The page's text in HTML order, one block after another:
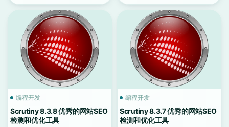
编程开发
Scrutiny 8.3.8 优秀的网站SEO
检测和优化工具
编程开发
Scrutiny 8.3.7 优秀的网站SEO
检测和优化工具